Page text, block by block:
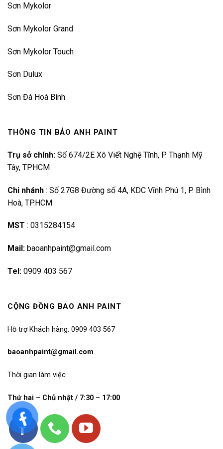
Sơn Mykolor
Sơn Mykolor Grand
Sơn Mykolor Touch
Sơn Dulux
Sơn Đá Hoà Bình
THÔNG TIN BẢO ANH PAINT
Trụ sở chính: Số 674/2E Xô Viết Nghệ Tĩnh, P. Thạnh Mỹ
Tây, TPHCM
Chi nhánh : Số 27G8 Đường số 4A, KDC Vĩnh Phú 1, P. Bình
Hoà, TP.HCM
MST : 0315284154
Mail: baoanhpaint@gmail.com
Tel: 0909 403 567
CỘNG ĐỒNG BAO ANH PAINT
Hỗ trợ Khách hàng: 0909 403 567
baoanhpaint@gmail.com
Thời gian làm việc
Thứ hai – Chủ nhật / 7:30 – 17:00